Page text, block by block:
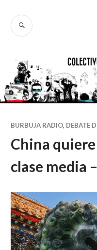
contenido
BUSCAR
BURBUJA RADIO, DEBATE
China
clase media